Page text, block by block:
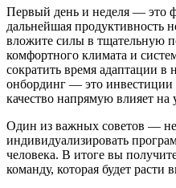
Первый день и неделя — это
дальнейшая продуктивность
вложите силы в тщательную
комфортного климата и
сократить время адаптации в
онбординг — это инвестиции
качество напрямую влияет на
Один из важных советов — не
индивидуализировать
человека. В итоге вы
команду, которая будет расти